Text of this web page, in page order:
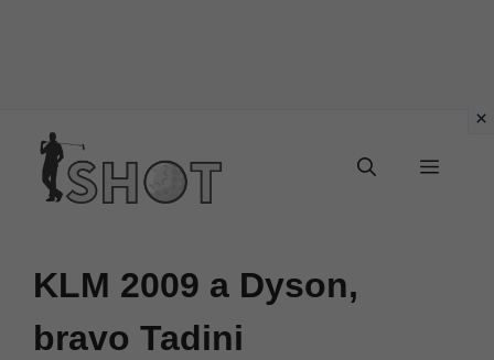
contenuto
Menu
KLM 2009 a Dyson,
bravo Tadini